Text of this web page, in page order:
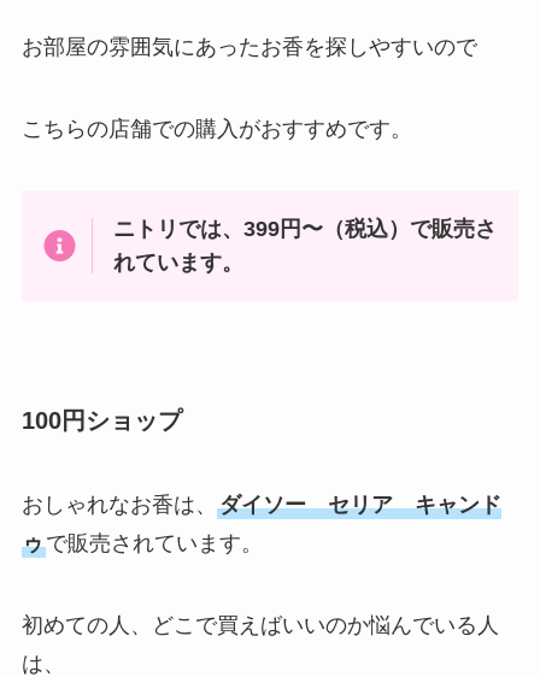
お部屋の雰囲気にあったお香を探しやすいので
こちらの店舗での購入がおすすめです。
ニトリでは、399円〜（税込）で販売さ
れています。
100円ショップ
おしゃれなお香は、 ダイソー セリア キャンド
ゥで販売されています。
初めての人、どこで買えばいいのか悩んでいる人
は、